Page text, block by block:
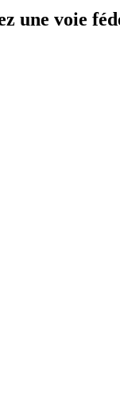
une voie